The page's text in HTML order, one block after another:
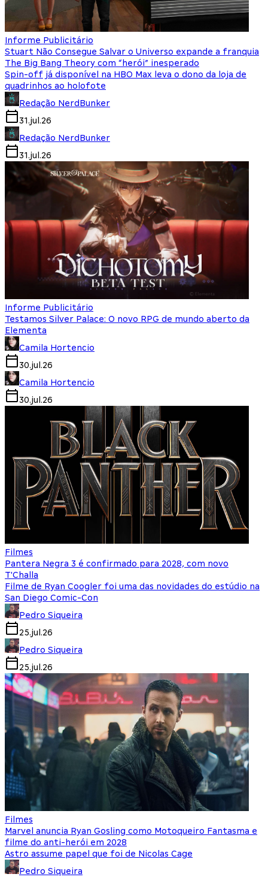
Informe Publicitário
Stuart Não Consegue Salvar o Universo expande a franquia
The Big Bang Theory com “herói” inesperado
Spin-off já disponível na HBO Max leva o dono da loja de
quadrinhos ao holofote
Redação NerdBunker
31.jul.26
Redação NerdBunker
31.jul.26
Informe Publicitário
Testamos Silver Palace: O novo RPG de mundo aberto da
Elementa
Camila Hortencio
30.jul.26
Camila Hortencio
30.jul.26
Filmes
Pantera Negra 3 é confirmado para 2028, com novo
T'Challa
Filme de Ryan Coogler foi uma das novidades do estúdio na
San Diego Comic-Con
Pedro Siqueira
25.jul.26
Pedro Siqueira
25.jul.26
Filmes
Marvel anuncia Ryan Gosling como Motoqueiro Fantasma e
filme do anti-herói em 2028
Astro assume papel que foi de Nicolas Cage
Pedro Siqueira